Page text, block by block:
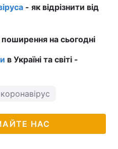
- як відрізнити від
поширення на сьогодні
в Україні та світі -
коронавірус
НАС